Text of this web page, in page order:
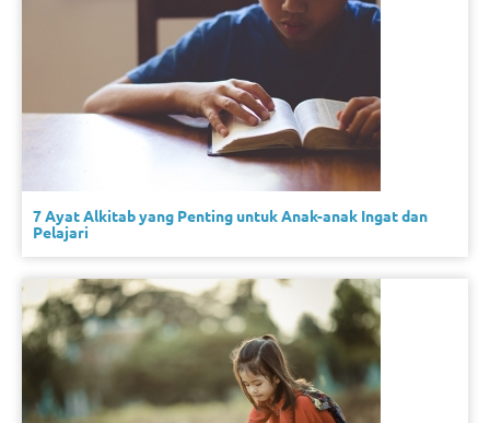
7 Ayat Alkitab yang Penting untuk Anak-anak Ingat dan
Pelajari